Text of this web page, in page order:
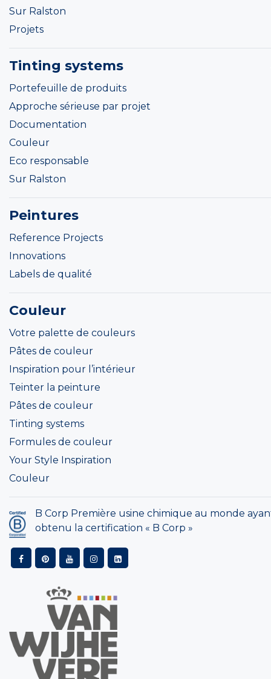
Sur Ralston
Projets
Tinting systems
Portefeuille de produits
Approche sérieuse par projet
Documentation
Couleur
Eco responsable
Sur Ralston
Peintures
Reference Projects
Innovations
Labels de qualité
Couleur
Votre palette de couleurs
Pâtes de couleur
Inspiration pour l’intérieur
Teinter la peinture
Pâtes de couleur
Tinting systems
Formules de couleur
Your Style Inspiration
Couleur
B Corp Première usine chimique au monde
obtenu la certification « B Corp »